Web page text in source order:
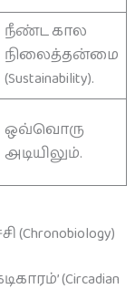
நீண்ட கால
நிலைத்தன்மை
(Sustainability).
ஒவ்வொரு
அடியிலும்.
(Circadian